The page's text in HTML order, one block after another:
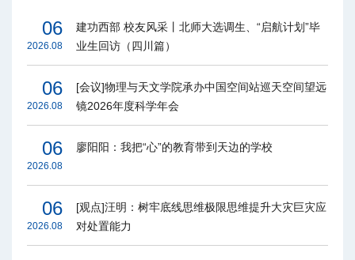
06
2026.08
建功西部 校友风采丨北师大选调生、“启航计划”毕
业生回访（四川篇）
06
2026.08
[会议]物理与天文学院承办中国空间站巡天空间望远
镜2026年度科学年会
06
2026.08
廖阳阳：我把“心”的教育带到天边的学校
06
2026.08
[观点]汪明：树牢底线思维极限思维提升大灾巨灾应
对处置能力